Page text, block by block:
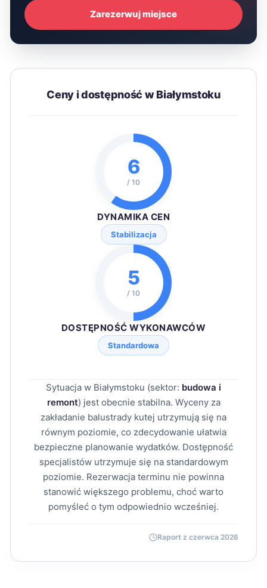
Zarezerwuj miejsce
Ceny i dostępność w Białymstoku
6
/ 10
DYNAMIKA CEN
Stabilizacja
5
/ 10
DOSTĘPNOŚĆ WYKONAWCÓW
Standardowa
Sytuacja w Białymstoku (sektor: budowa i
remont) jest obecnie stabilna. Wyceny za
zakładanie balustrady kutej utrzymują się na
równym poziomie, co zdecydowanie ułatwia
bezpieczne planowanie wydatków. Dostępność
specjalistów utrzymuje się na standardowym
poziomie. Rezerwacja terminu nie powinna
stanowić większego problemu, choć warto
pomyśleć o tym odpowiednio wcześniej.
Raport z czerwca 2026